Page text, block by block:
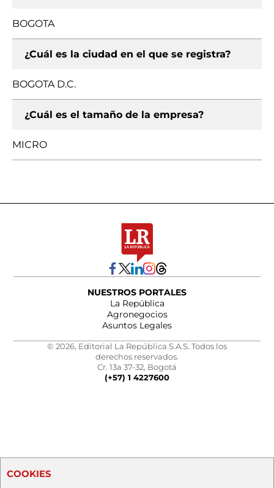
BOGOTA
¿Cuál es la ciudad en el que se registra?
BOGOTA D.C.
¿Cuál es el tamaño de la empresa?
MICRO
NUESTROS PORTALES
La República
Agronegocios
Asuntos Legales
© 2026, Editorial La República S.A.S. Todos los
derechos reservados.
Cr. 13a 37-32, Bogotá
(+57) 1 4227600
COOKIES